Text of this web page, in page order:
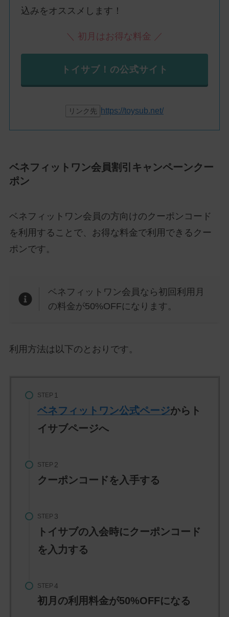
込みをオススメします！
＼ 初月はお得な料金 ／
トイサブ！の公式サイト
リンク先 https://toysub.net/
ベネフィットワン会員割引キャンペーンクー
ポン
ベネフィットワン会員の方向けのクーポンコード
を利用することで、お得な料金で利用できるクー
ポンです。
ベネフィットワン会員なら初回利用月
の料金が50%OFFになります。
利用方法は以下のとおりです。
STEP
ベネフィットワン公式ページからト
イサブページへ
STEP
クーポンコードを入手する
STEP
トイサブの入会時にクーポンコード
を入力する
STEP
初月の利用料金が50%OFFになる